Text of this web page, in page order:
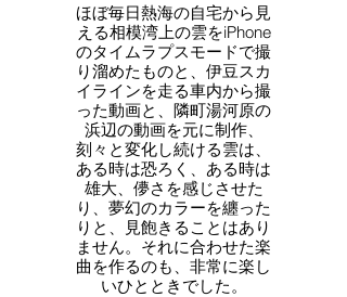
ほぼ毎日熱海の自宅から見
える相模湾上の雲をiPhone
のタイムラプスモードで撮
り溜めたものと、伊豆スカ
イラインを走る車内から撮
った動画と、隣町湯河原の
浜辺の動画を元に制作、
刻々と変化し続ける雲は、
ある時は恐ろく、ある時は
雄大、儚さを感じさせた
り、夢幻のカラーを纏った
りと、見飽きることはあり
ません。それに合わせた楽
曲を作るのも、非常に楽し
いひとときでした。